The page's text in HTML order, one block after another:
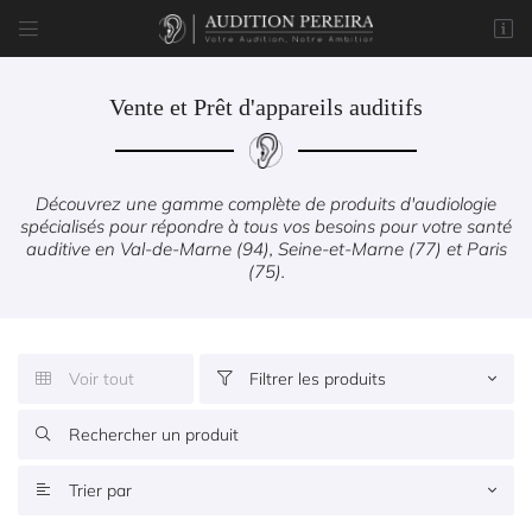
 
01 85 76 05 57
 Code Captcha
Rafraîchir le captcha
Vente et Prêt d'appareils auditifs
Découvrez une gamme complète de produits d'audiologie
spécialisés pour répondre à tous vos besoins pour votre santé
auditive en Val-de-Marne (94), Seine-et-Marne (77) et Paris
(75).
 Voir tout  Filtrer les produits

 Trier par